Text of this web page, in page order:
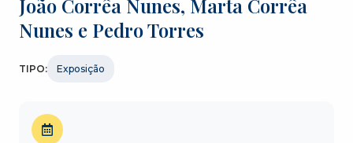
João Corrêa Nunes, Marta Corrêa
Nunes e Pedro Torres
TIPO: Exposição